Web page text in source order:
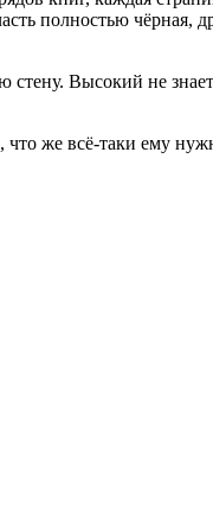
полностью чёрная,
Высокий не
же всё-таки ему